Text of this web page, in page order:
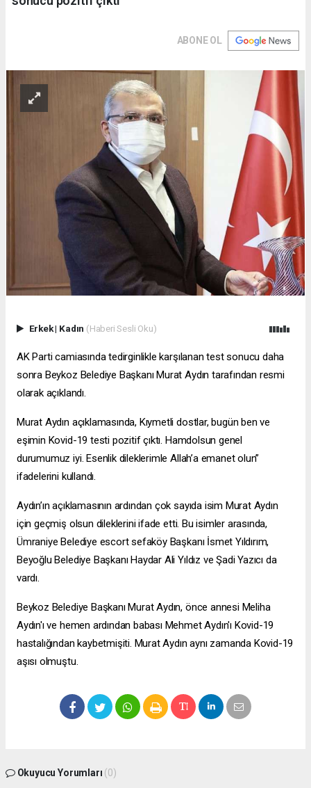
ABONE OL
Erkek| Kadın (Haberi Sesli Oku)
AK Parti camiasında tedirginlikle karşılanan test sonucu daha
sonra Beykoz Belediye Başkanı Murat Aydın tarafından resmi
olarak açıklandı.
Murat Aydın açıklamasında, Kıymetli dostlar, bugün ben ve
eşimin Kovid-19 testi pozitif çıktı. Hamdolsun genel
durumumuz iyi. Esenlik dileklerimle Allah’a emanet olun”
ifadelerini kullandı.
Aydın’ın açıklamasının ardından çok sayıda isim Murat Aydın
için geçmiş olsun dileklerini ifade etti. Bu isimler arasında,
Ümraniye Belediye escort sefaköyBaşkanı İsmet Yıldırım,
Beyoğlu Belediye Başkanı Haydar Ali Yıldız ve Şadi Yazıcı da
vardı.
Beykoz Belediye Başkanı Murat Aydın, önce annesi Meliha
Aydın'ı ve hemen ardından babası Mehmet Aydın'ı Kovid-19
hastalığından kaybetmişiti. Murat Aydın aynı zamanda Kovid-19
aşısı olmuştu.
Okuyucu Yorumları (0)